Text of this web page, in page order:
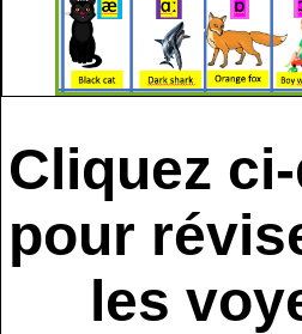
Cliquez
pour
les